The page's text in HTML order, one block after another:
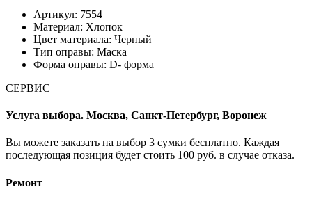
Артикул: 7554
Материал: Хлопок
Цвет материала: Черный
Тип оправы: Маска
Форма оправы: D- форма
СЕРВИС+
Услуга выбора. Москва, Санкт-Петербург, Воронеж
Вы можете заказать на выбор 3 сумки бесплатно. Каждая
последующая позиция будет стоить 100 руб. в случае отказа.
Ремонт